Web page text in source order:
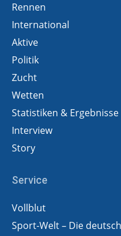
Rennen
International
Aktive
Politik
Zucht
Wetten
Statistiken & Ergebnisse
Interview
Story
Service
Vollblut
Sport-Welt – Die